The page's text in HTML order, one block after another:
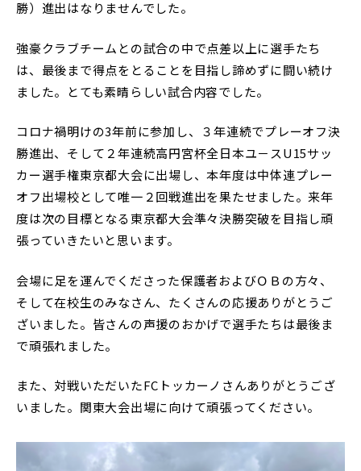
勝）進出はなりませんでした。
強豪クラブチームとの試合の中で点差以上に選手たち
は、最後まで得点をとることを目指し諦めずに闘い続け
ました。とても素晴らしい試合内容でした。
コロナ禍明けの3年前に参加し、３年連続でプレーオフ決
勝進出、そして２年連続高円宮杯全日本ユ－スU15サッ
カー選手権東京都大会に出場し、本年度は中体連プレー
オフ出場校として唯一２回戦進出を果たせました。来年
度は次の目標となる東京都大会準々決勝突破を目指し頑
張っていきたいと思います。
会場に足を運んでくださった保護者およびＯＢの方々、
そして在校生のみなさん、たくさんの応援ありがとうご
ざいました。皆さんの声援のおかげで選手たちは最後ま
で頑張れました。
また、対戦いただいたFCトッカーノさんありがとうござ
いました。関東大会出場に向けて頑張ってください。